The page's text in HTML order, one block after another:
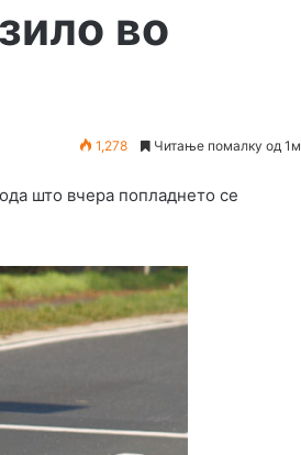
во
1,278 Читање помалку од 1м
што вчера попладнето се